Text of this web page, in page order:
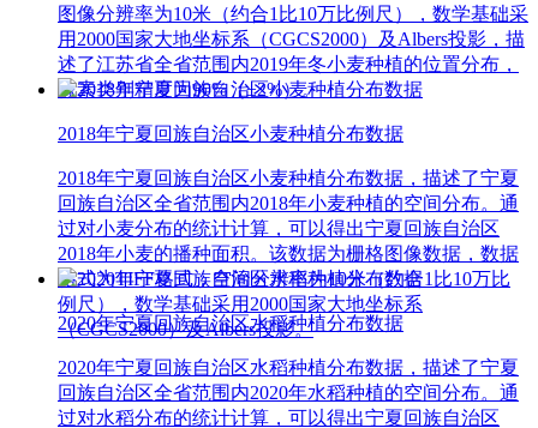
图像分辨率为10米（约合1比10万比例尺），数学基础采
用2000国家大地坐标系（CGCS2000）及Albers投影，描
述了江苏省全省范围内2019年冬小麦种植的位置分布，
像素类别精度为90%（±2%）。
2018年宁夏回族自治区小麦种植分布数据
2018年宁夏回族自治区小麦种植分布数据，描述了宁夏
回族自治区全省范围内2018年小麦种植的空间分布。通
过对小麦分布的统计计算，可以得出宁夏回族自治区
2018年小麦的播种面积。该数据为栅格图像数据，数据
格式为TIFF格式，空间分辨率为10米（约合1比10万比
例尺），数学基础采用2000国家大地坐标系
（CGCS2000）及Albers投影。
2020年宁夏回族自治区水稻种植分布数据
2020年宁夏回族自治区水稻种植分布数据，描述了宁夏
回族自治区全省范围内2020年水稻种植的空间分布。通
过对水稻分布的统计计算，可以得出宁夏回族自治区